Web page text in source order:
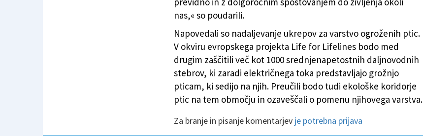
nas,« so poudarili.
Napovedali so nadaljevanje ukrepov za varstvo ogroženih ptic.
V okviru evropskega projekta Life for Lifelines bodo med
drugim zaščitili več kot 1000 srednjenapetostnih daljnovodnih
stebrov, ki zaradi električnega toka predstavljajo grožnjo
pticam, ki sedijo na njih. Preučili bodo tudi ekološke koridorje
ptic na tem območju in ozaveščali o pomenu njihovega varstva.
Za branje in pisanje komentarjev je potrebna prijava